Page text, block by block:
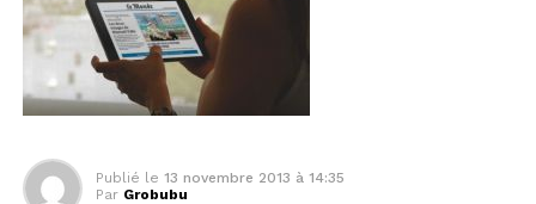
Publié le 13 novembre 2013 à 14:35
Par Grobubu